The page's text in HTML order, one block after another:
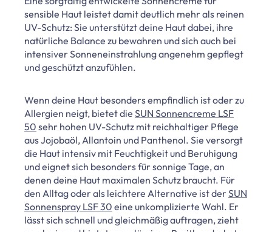
sensible Haut leistet damit deutlich mehr als reinen
UV-Schutz: Sie unterstützt deine Haut dabei, ihre
natürliche Balance zu bewahren und sich auch bei
intensiver Sonneneinstrahlung angenehm gepflegt
und geschützt anzufühlen.
Wenn deine Haut besonders empfindlich ist oder zu
Allergien neigt, bietet die SUN Sonnencreme LSF
50 sehr hohen UV-Schutz mit reichhaltiger Pflege
aus Jojobaöl, Allantoin und Panthenol. Sie versorgt
die Haut intensiv mit Feuchtigkeit und Beruhigung
und eignet sich besonders für sonnige Tage, an
denen deine Haut maximalen Schutz braucht. Für
den Alltag oder als leichtere Alternative ist derSUN
Sonnenspray LSF 30 eine unkomplizierte Wahl. Er
lässt sich schnell und gleichmäßig auftragen, zieht